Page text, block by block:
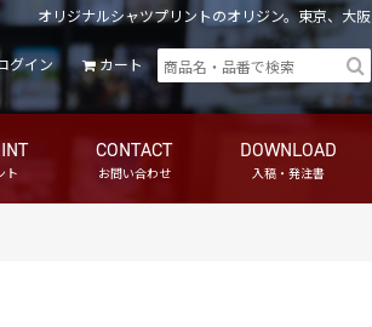
オリジナルシャツプリントのオリジン。東京、大阪
ト
CONTACT
お問い合わせ
DOWNLOAD
入稿・発注書
グイン カート